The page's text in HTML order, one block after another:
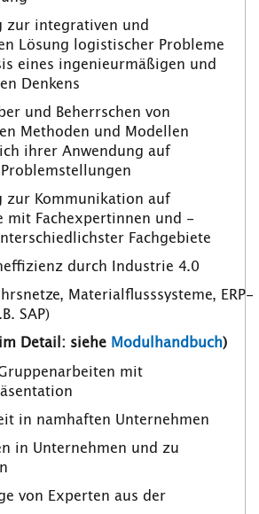
zur integrativen und
Lösung logistischer Probleme
eines ingenieurmäßigen und
Denkens
und Beherrschen von
Methoden und Modellen
ihrer Anwendung auf
zur Kommunikation auf
mit Fachexpertinnen und -
Fachgebiete
durch Industrie 4.0
Materialflusssysteme, ERP-
SAP)
Detail: siehe Modulhandbuch)
mit
in namhaften Unternehmen
in Unternehmen und zu
von Experten aus der